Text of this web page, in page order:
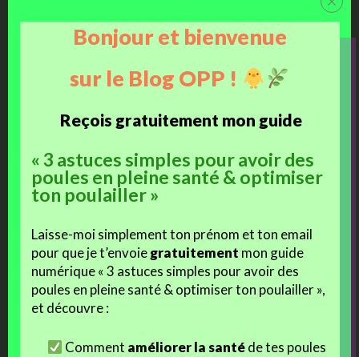
Boutique
Brahmaland.
demande ou commande particulière
panachage, réservation, vol retour à l’étranger, voyage, destinations
j'aime
J’aime ça :
Bonjour et bienvenue
sur le Blog OPP !
Reçois gratuitement mon guide
« 3 astuces simples pour avoir des
poules en pleine santé & optimiser
ton poulailler »
Laisse-moi simplement ton prénom et ton email
pour que je t’envoiegratuitement mon guide
numérique « 3 astuces simples pour avoir des
poules en pleine santé & optimiser ton poulailler »,
et découvre :
Comment améliorer la santéde tes poules